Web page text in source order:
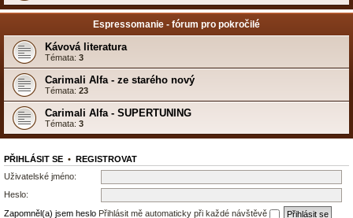
Espressomanie - fórum pro pokročilé
Kávová literatura
Témata: 3
Carimali Alfa - ze starého nový
Témata: 23
Carimali Alfa - SUPERTUNING
Témata: 3
PŘIHLÁSIT SE • REGISTROVAT
Uživatelské jméno:
Heslo:
Zapomněl(a) jsem heslo Přihlásit mě automaticky při každé návštěvě